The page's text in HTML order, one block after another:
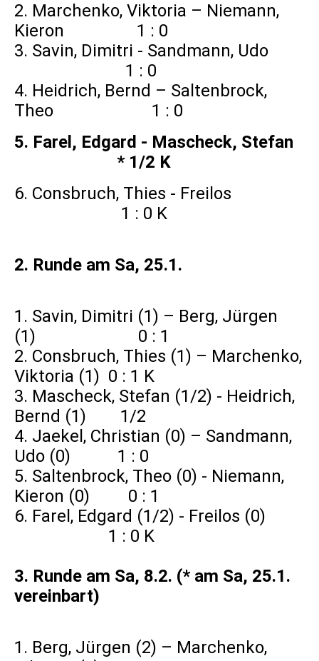
2. Marchenko, Viktoria – Niemann,
Kieron 1 : 0
3. Savin, Dimitri - Sandmann, Udo
1 : 0
4. Heidrich, Bernd – Saltenbrock,
Theo 1 : 0
5. Farel, Edgard - Mascheck, Stefan
* 1/2 K
6. Consbruch, Thies - Freilos
1 : 0 K
2. Runde am Sa, 25.1.
1. Savin, Dimitri (1) – Berg, Jürgen
(1) 0 : 1
2. Consbruch, Thies (1) – Marchenko,
Viktoria (1) 0 : 1 K
3. Mascheck, Stefan (1/2) - Heidrich,
Bernd (1) 1/2
4. Jaekel, Christian (0) – Sandmann,
Udo (0) 1 : 0
5. Saltenbrock, Theo (0) - Niemann,
Kieron (0) 0 : 1
6. Farel, Edgard (1/2) - Freilos (0)
1 : 0 K
3. Runde am Sa, 8.2. (* am Sa, 25.1.
vereinbart)
1. Berg, Jürgen (2) – Marchenko,